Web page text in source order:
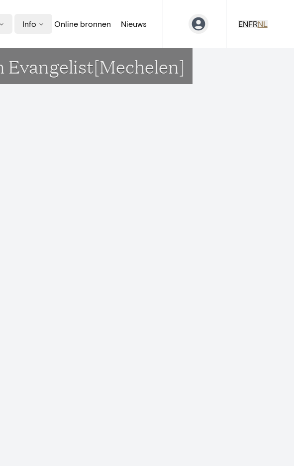
Info Online bronnen Nieuws ENFRNL